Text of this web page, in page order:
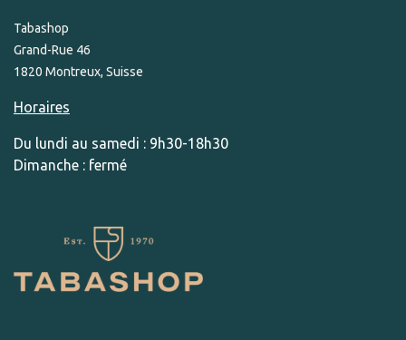
Tabashop
Grand-Rue 46
1820 Montreux, Suisse
Horaires
Du lundi au samedi : 9h30-18h30
Dimanche : fermé